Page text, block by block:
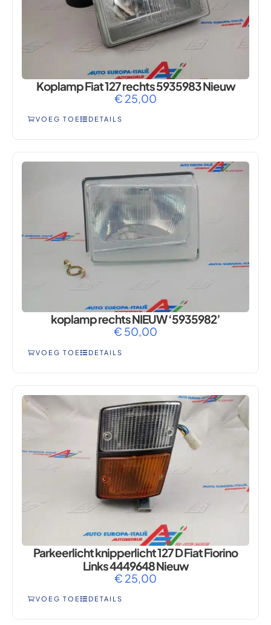
Koplamp Fiat 127 rechts 5935983 Nieuw
€ 25,00
VOEG TOE DETAILS
koplamp rechts NIEUW ‘5935982’
€ 50,00
VOEG TOE DETAILS
Parkeerlicht knipperlicht 127 D Fiat Fiorino
Links 4449648 Nieuw
€ 25,00
VOEG TOE DETAILS